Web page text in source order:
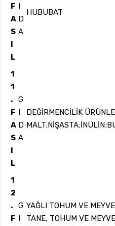
F
A
S
L
D
A
HUBUBAT
1
1
.
F
A
S
L
G
D
A
DEĞİRMENCİLİK
1
2
.
F
G YAĞLI TOHUM VE
TANE, TOHUM VE